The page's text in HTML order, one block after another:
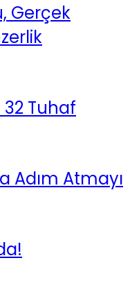
Gerçek
Tuhaf
Adım Atmayı